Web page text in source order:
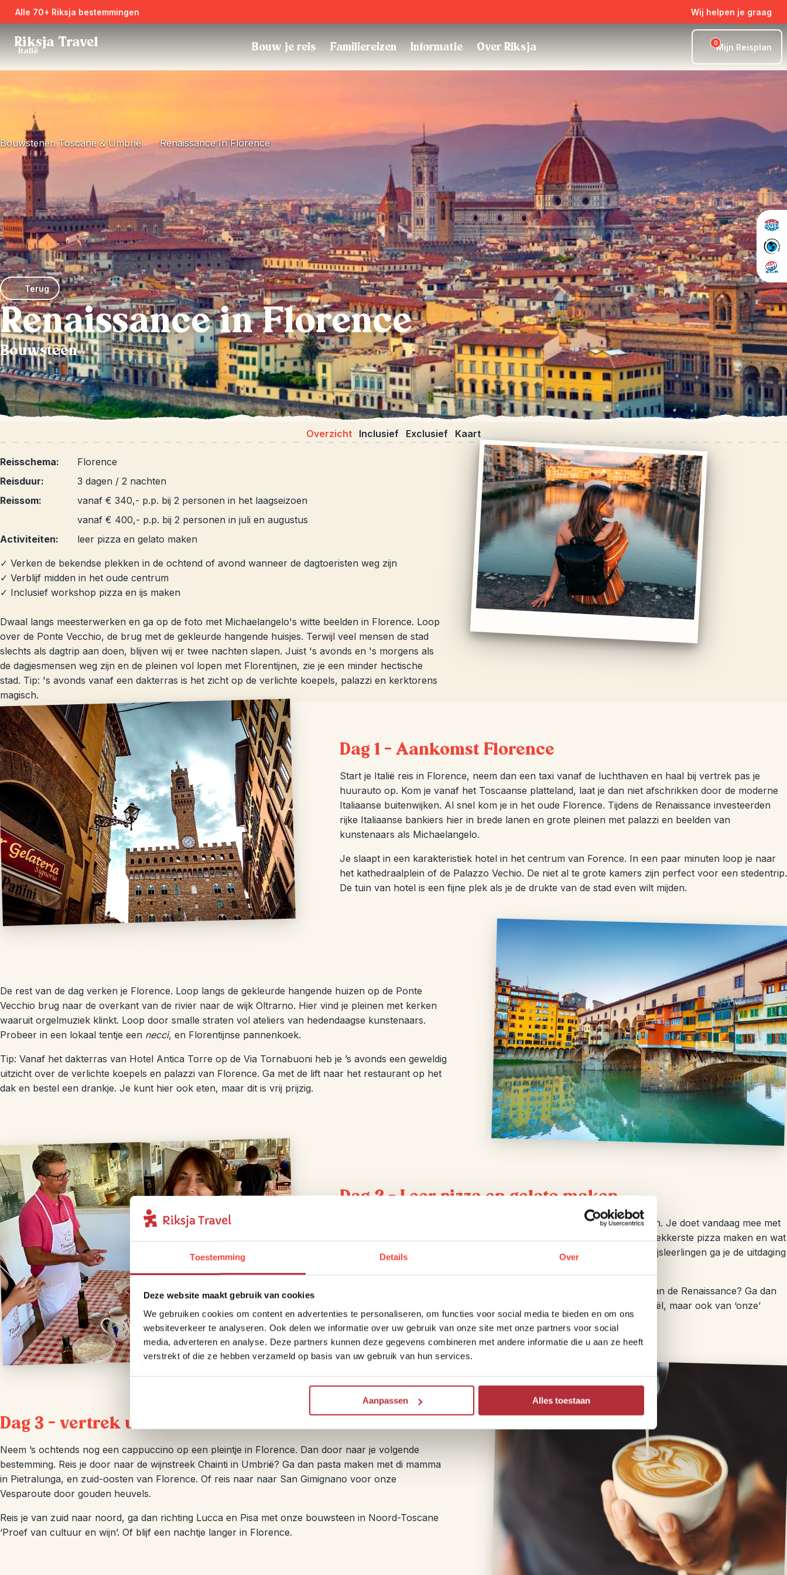
Toestemming Details Over
Deze website maakt gebruik van cookies
We gebruiken cookies om content en advertenties te personaliseren, om functies voor social media te bieden en om ons
websiteverkeer te analyseren. Ook delen we informatie over uw gebruik van onze site met onze partners voor social
media, adverteren en analyse. Deze partners kunnen deze gegevens combineren met andere informatie die u aan ze heeft
verstrekt of die ze hebben verzameld op basis van uw gebruik van hun services.
Aanpassen Alles toestaan
Alle 70+ Riksja bestemmingen Wij helpen je graag
Riksja Travel
Italië Bouw je reis Familiereizen Informatie Over Riksja 0Mijn Reisplan
Bouwstenen Toscane & Umbrië Renaissance In Florence
Terug
Renaissance in Florence
Bouwsteen
Overzicht Inclusief Exclusief Kaart
Reisschema:
Florence
Reisduur:
3 dagen / 2 nachten
Reissom:
vanaf € 340,- p.p. bij 2 personen in het laagseizoen
vanaf € 400,- p.p. bij 2 personen in juli en augustus
Activiteiten:
leer pizza en gelato maken
✓ Verken de bekendse plekken in de ochtend of avond wanneer de dagtoeristen weg zijn
✓ Verblijf midden in het oude centrum
✓ Inclusief workshop pizza en ijs maken
Dwaal langs meesterwerken en ga op de foto met Michaelangelo's witte beelden in Florence. Loop
over de Ponte Vecchio, de brug met de gekleurde hangende huisjes. Terwijl veel mensen de stad
slechts als dagtrip aan doen, blijven wij er twee nachten slapen. Juist 's avonds en 's morgens als
de dagjesmensen weg zijn en de pleinen vol lopen met Florentijnen, zie je een minder hectische
stad. Tip: 's avonds vanaf een dakterras is het zicht op de verlichte koepels, palazzi en kerktorens
magisch.
Dag 1 – Aankomst Florence
Start je Italië reis in Florence, neem dan een taxi vanaf de luchthaven en haal bij vertrek pas je
huurauto op. Kom je vanaf het Toscaanse platteland, laat je dan niet afschrikken door de moderne
Italiaanse buitenwijken. Al snel kom je in het oude Florence. Tijdens de Renaissance investeerden
rijke Italiaanse bankiers hier in brede lanen en grote pleinen met palazzi en beelden van
kunstenaars als Michaelangelo.
Je slaapt in een karakteristiek hotel in het centrum van Forence. In een paar minuten loop je naar
het kathedraalplein of de Palazzo Vechio. De niet al te grote kamers zijn perfect voor een stedentrip.
De tuin van hotel is een fijne plek als je de drukte van de stad even wilt mijden.
De rest van de dag verken je Florence. Loop langs de gekleurde hangende huizen op de Ponte
Vecchio brug naar de overkant van de rivier naar de wijk Oltrarno. Hier vind je pleinen met kerken
waaruit orgelmuziek klinkt. Loop door smalle straten vol ateliers van hedendaagse kunstenaars.
Probeer in een lokaal tentje een necci, en Florentijnse pannenkoek.
Tip: Vanaf het dakterras van Hotel Antica Torre op de Via Tornabuoni heb je ’s avonds een geweldig
uitzicht over de verlichte koepels en palazzi van Florence. Ga met de lift naar het restaurant op het
dak en bestel een drankje. Je kunt hier ook eten, maar dit is vrij prijzig.
Dag 2 – Leer pizza en gelato maken
Liefhebbers van pizza en Italiaans ijs kunnen vandaag hun hart ophalen. Je doet vandaag mee met
een workshop pizza en gelato maken. Met welke ingrediënten ga jij de lekkerste pizza maken en wat
worden de smaken van jouw bolletjes ijs? Samen met andere pizza-en ijsleerlingen ga je de uitdaging
Je hebt de rest van de dag voor jezelf. Benieuwd naar schilderkunst van de Renaissance? Ga dan
naar de Galleria degli Uffizi. Hier zie je het werk van onder andere Rafaël, maar ook van ‘onze’
Rembrandt.
Dag 3 – vertrek uit Florence
Neem ’s ochtends nog een cappuccino op een pleintje in Florence. Dan door naar je volgende
bestemming. Reis je door naar de wijnstreek Chainti in Umbrië? Ga dan pasta maken met di mamma
in Pietralunga, en zuid-oosten van Florence. Of reis naar naar San Gimignano voor onze
Vesparoute door gouden heuvels.
Reis je van zuid naar noord, ga dan richting Lucca en Pisa met onze bouwsteen in Noord-Toscane
‘Proef van cultuur en wijn’. Of blijf een nachtje langer in Florence.